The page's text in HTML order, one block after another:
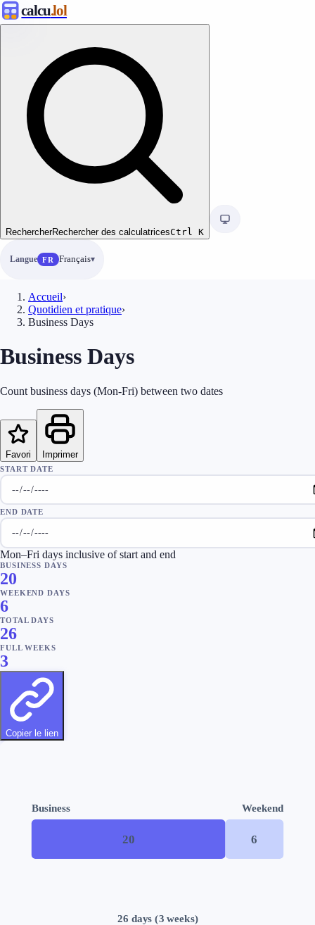
calcu.lol
RechercherRechercher des calculatricesCtrl K
Langue FR Français
Accueil›
Quotidien et pratique›
Business Days
Business Days
Count business days (Mon-Fri) between two dates
Favori Imprimer
START DATE
END DATE
Mon–Fri days inclusive of start and end
BUSINESS DAYS
20
WEEKEND DAYS
6
TOTAL DAYS
26
FULL WEEKS
3
Copier le lien
20 6
Business Weekend
26 days (3 weeks)